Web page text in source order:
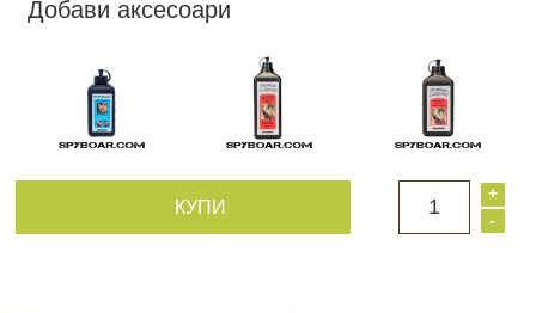
Добави аксесоари
КУПИ 1
-
+